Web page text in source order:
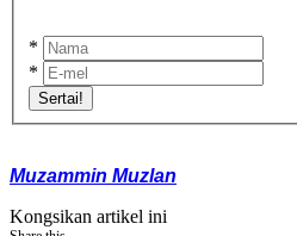
*
*
Sertai!
Muzammin Muzlan
Kongsikan artikel ini